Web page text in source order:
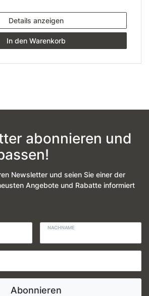
Details anzeigen
In den Warenkorb
abonnieren und
Newsletter und seien Sie einer der
Angebote und Rabatte informiert
NACHNAME
Abonnieren